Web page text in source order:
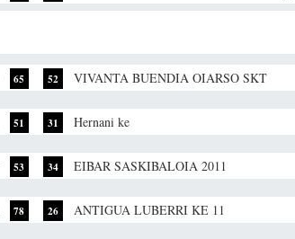
65 52 VIVANTA BUENDIA OIARSO SKT
51 31 Hernani ke
53 34 EIBAR SASKIBALOIA 2011
78 26 ANTIGUA LUBERRI KE 11